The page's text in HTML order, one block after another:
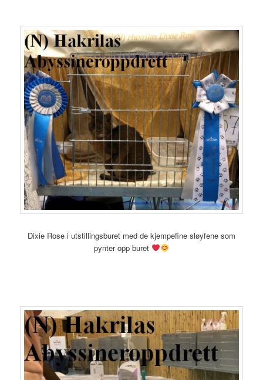
Dixie Rose i utstillingsburet med de kjempefine sløyfene som
pynter opp buret